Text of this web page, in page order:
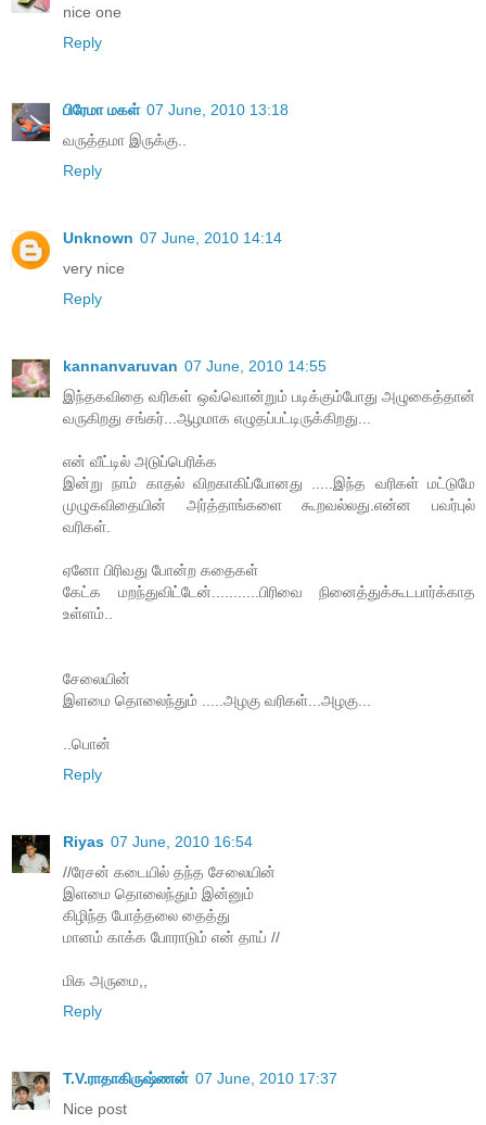
nice one
Reply
பிரேமா மகள் 07 June, 2010 13:18
வருத்தமா இருக்கு..
Reply
Unknown 07 June, 2010 14:14
very nice
Reply
kannanvaruvan 07 June, 2010 14:55
இந்தகவிதை வரிகள் ஒவ்வொன்றும் படிக்கும்போது அழுகைத்தான்
வருகிறது சங்கர்...ஆழமாக எழுதப்பட்டிருக்கிறது...
என் வீட்டில் அடுப்பெரிக்க
இன்று நாம் காதல் விறகாகிப்போனது .....இந்த வரிகள் மட்டுமே
முழுகவிதையின் அர்த்தாங்களை கூறவல்லது.என்ன பவர்புல்
வரிகள்.
ஏனோ பிரிவது போன்ற கதைகள்
கேட்க மறந்துவிட்டேன்...........பிரிவை நினைத்துக்கூடபார்க்காத
உள்ளம்..
சேலையின்
இளமை தொலைந்தும் .....அழகு வரிகள்...அழகு...
..பொன்
Reply
Riyas 07 June, 2010 16:54
//ரேசன் கடையில் தந்த சேலையின்
இளமை தொலைந்தும் இன்னும்
கிழிந்த போத்தலை தைத்து
மானம் காக்க போராடும் என் தாய் //
மிக அருமை,,
Reply
T.V.ராதாகிருஷ்ணன் 07 June, 2010 17:37
Nice post